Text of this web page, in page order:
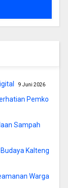
9 Juni 2026
Pemko
Sampah
Kalteng
Warga